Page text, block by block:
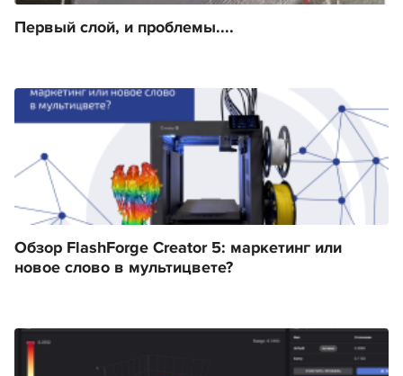
Первый слой, и проблемы....
Обзор FlashForge Creator 5: маркетинг или
новое слово в мультицвете?